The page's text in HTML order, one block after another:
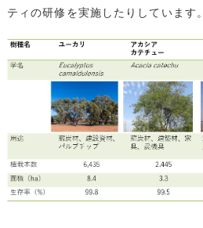
ティの研修を実施したりしています。